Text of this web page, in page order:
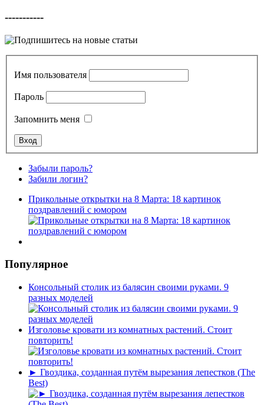
-----------
Имя пользователя
Пароль
Запомнить меня
Забыли пароль?
Забили логин?
Прикольные открытки на 8 Марта: 18 картинок
поздравлений с юмором
Популярное
Консольный столик из балясин своими руками. 9
разных моделей
Изголовье кровати из комнатных растений. Стоит
повторить!
► Гвоздика, созданная путём вырезания лепестков (The
Best)